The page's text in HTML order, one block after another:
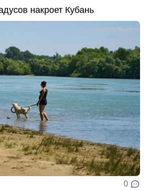
накроет Кубань
0